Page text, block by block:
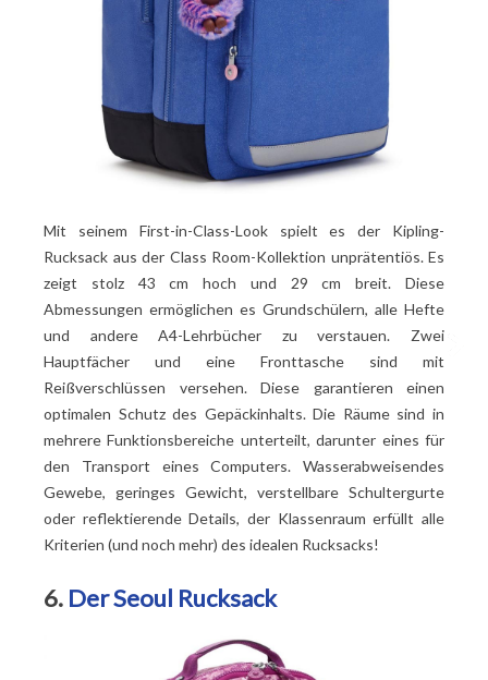
Mit seinem First-in-Class-Look spielt es der Kipling-
Rucksack aus der Class Room-Kollektion unprätentiös. Es
zeigt stolz 43 cm hoch und 29 cm breit. Diese
Abmessungen ermöglichen es Grundschülern, alle Hefte
und andere A4-Lehrbücher zu verstauen. Zwei
Hauptfächer und eine Fronttasche sind mit
Reißverschlüssen versehen. Diese garantieren einen
optimalen Schutz des Gepäckinhalts. Die Räume sind in
mehrere Funktionsbereiche unterteilt, darunter eines für
den Transport eines Computers. Wasserabweisendes
Gewebe, geringes Gewicht, verstellbare Schultergurte
oder reflektierende Details, der Klassenraum erfüllt alle
Kriterien (und noch mehr) des idealen Rucksacks!
6. Der Seoul Rucksack